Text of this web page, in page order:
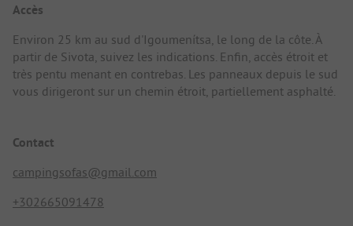
Accès
Environ 25 km au sud d'Igoumenítsa, le long de la côte. À
partir de Sivota, suivez les indications. Enfin, accès étroit et
très pentu menant en contrebas. Les panneaux depuis le sud
vous dirigeront sur un chemin étroit, partiellement asphalté.
Contact
campingsofas@gmail.com
+302665091478